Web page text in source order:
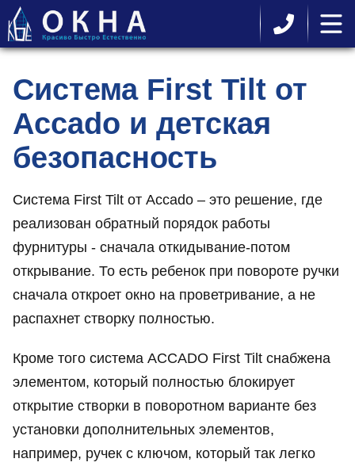
Система First Tilt от
Accado и детская
безопасность
Система First Tilt от Accado – это решение, где
реализован обратный порядок работы
фурнитуры - сначала откидывание-потом
открывание. То есть ребенок при повороте ручки
сначала откроет окно на проветривание, а не
распахнет створку полностью.
Кроме того система ACCADO First Tilt снабжена
элементом, который полностью блокирует
открытие створки в поворотном варианте без
установки дополнительных элементов,
например, ручек с ключом, который так легко